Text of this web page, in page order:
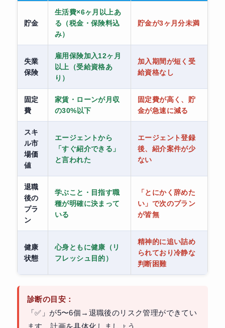
貯金
生活費×6ヶ月以上あ
る（税金・保険料込
み）
貯金が3ヶ月分未満
失業
保険
雇用保険加入12ヶ月
以上（受給資格あ
り）
加入期間が短く受
給資格なし
固定
費
家賃・ローンが月収
の30%以下
固定費が高く、貯
金が急速に減る
スキ
ル市
場価
値
エージェントから
「すぐ紹介できる」
と言われた
エージェント登録
後、紹介案件が少
ない
退職
後の
プラ
ン
学ぶこと・目指す職
種が明確に決まって
いる
「とにかく辞めた
い」で次のプラン
が皆無
健康
状態
心身ともに健康（リ
フレッシュ目的）
精神的に追い詰め
られており冷静な
判断困難
診断の目安：
「✅」が5〜6個→退職後のリスク管理ができてい
ます。計画を具体化しましょう。